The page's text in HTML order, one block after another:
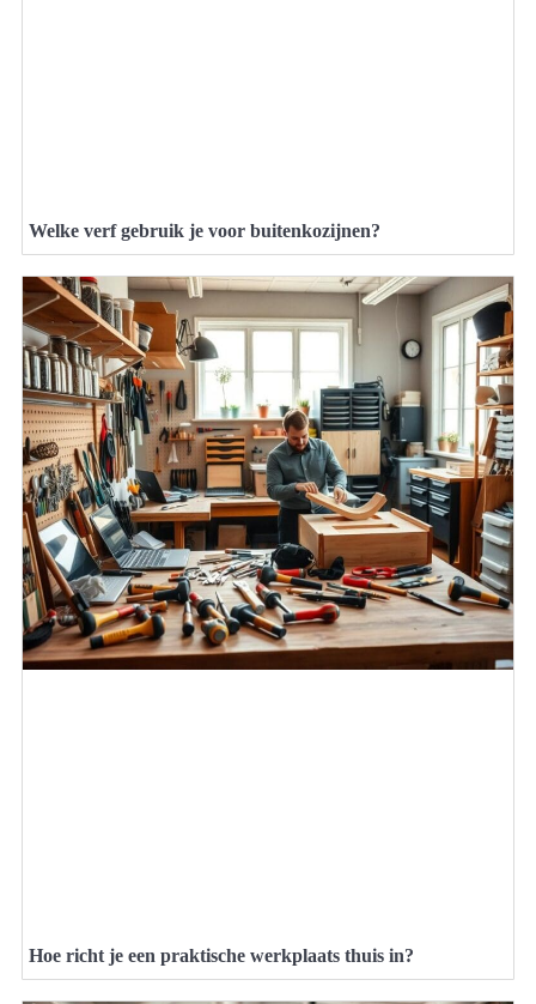
Welke verf gebruik je voor buitenkozijnen?
Hoe richt je een praktische werkplaats thuis in?